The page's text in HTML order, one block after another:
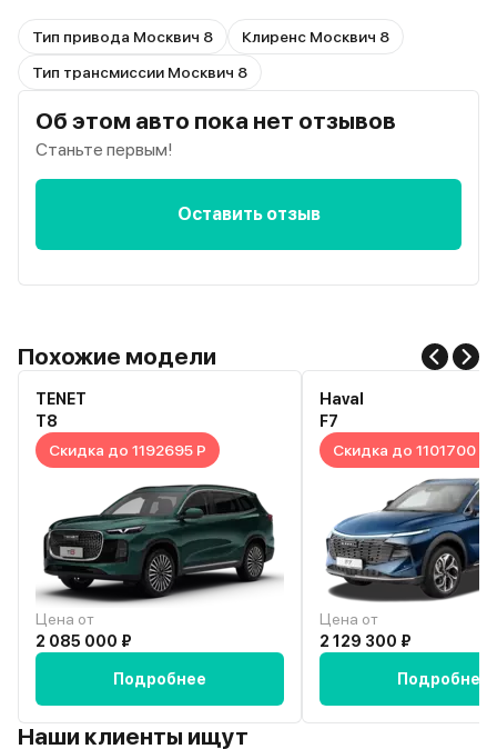
Тип привода Москвич 8
Клиренс Москвич 8
Тип трансмиссии Москвич 8
Об этом авто пока нет отзывов
Станьте первым!
Оставить отзыв
Похожие модели
TENET
T8
Скидка до 1192695 Р
Цена от
2 085 000 ₽
Подробнее
Haval
F7
Скидка до 1101700 Р
Цена от
2 129 300 ₽
Подробнее
Наши клиенты ищут